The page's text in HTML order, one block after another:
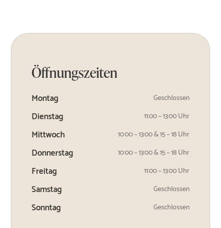
Öffnungszeiten
Montag Geschlossen
Dienstag 11:00 – 13:00 Uhr
Mittwoch 10:00 – 13:00 & 15 – 18 Uhr
Donnerstag 10:00 – 13:00 & 15 – 18 Uhr
Freitag 11:00 – 13:00 Uhr
Samstag Geschlossen
Sonntag Geschlossen